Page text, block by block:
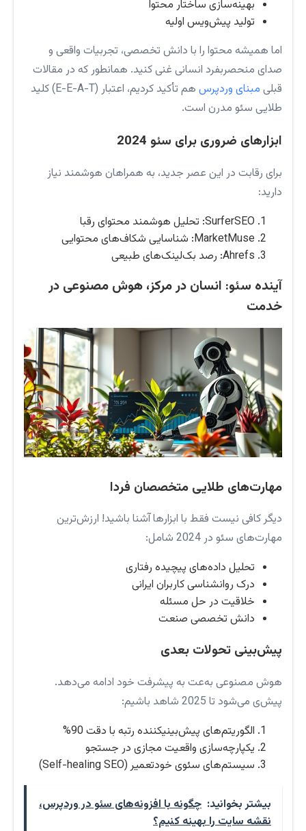
بهینه‌سازی ساختار محتوا
تولید پیش‌ویس اولیه
اما همیشه محتوا را با دانش تخصصی، تجربیات واقعی و
صدای منحصربفرد انسانی غنی کنید. همانطور که در مقالات
قبلی مبنای وردپرس
هم تأکید کردیم، اعتبار (E-E-A-T) کلید
طلایی سئو مدرن است.
ابزارهای ضروری برای سئو 2024
برای رقابت در این عصر جدید، به همراهان هوشمند نیاز
دارید:
SurferSEO: تحلیل هوشمند محتوای رقبا
MarketMuse: شناسایی شکاف‌های محتوایی
Ahrefs: رصد بک‌لینک‌های طبیعی
آینده سئو: انسان در مرکز، هوش مصنوعی در
خدمت
مهارت‌های طلایی متخصصان فردا
دیگر کافی نیست فقط با ابزارها آشنا باشید! ارزش‌ترین
مهارت‌های سئو در 2024 شامل:
تحلیل داده‌های پیچیده رفتاری
درک روانشناسی کاربران ایرانی
خلاقیت در حل مسئله
دانش تخصصی صنعت
پیش‌بینی تحولات بعدی
هوش مصنوعی به‌عت به پیشرفت خود ادامه می‌دهد.
پیش‌ی می‌شود تا 2025 شاهد باشیم:
الگوریتم‌های پیش‌بینیکننده رتبه با دقت 90%
یکپارچه‌سازی واقعیت مجازی در جستجو
سیستم‌های سئوی خودتعمیر (Self-healing SEO)
بیشتر بخوانید: چگونه با افزونه‌های سئو در وردپرس،
نقشه سایت را بهینه کنیم؟